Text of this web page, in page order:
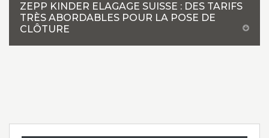
ZEPP KINDER ELAGAGE SUISSE : DES TARIFS
TRÈS ABORDABLES POUR LA POSE DE
CLÔTURE